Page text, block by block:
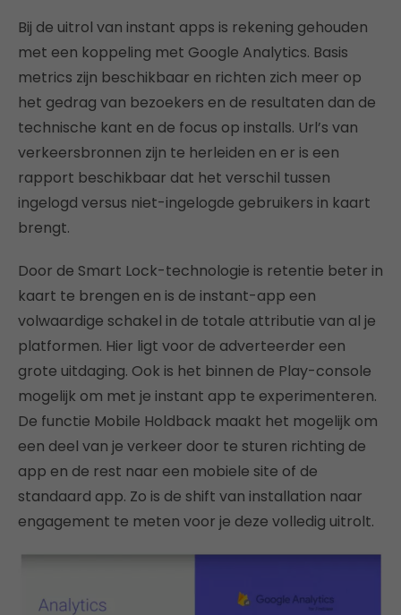
Bij de uitrol van instant apps is rekening gehouden
met een koppeling met Google Analytics. Basis
metrics zijn beschikbaar en richten zich meer op
het gedrag van bezoekers en de resultaten dan de
technische kant en de focus op installs. Url’s van
verkeersbronnen zijn te herleiden en er is een
rapport beschikbaar dat het verschil tussen
ingelogd versus niet-ingelogde gebruikers in kaart
brengt.
Door de Smart Lock-technologie is retentie beter in
kaart te brengen en is de instant-app een
volwaardige schakel in de totale attributie van al je
platformen. Hier ligt voor de adverteerder een
grote uitdaging. Ook is het binnen de Play-console
mogelijk om met je instant app te experimenteren.
De functie Mobile Holdback maakt het mogelijk om
een deel van je verkeer door te sturen richting de
app en de rest naar een mobiele site of de
standaard app. Zo is de shift van installation naar
engagement te meten voor je deze volledig uitrolt.